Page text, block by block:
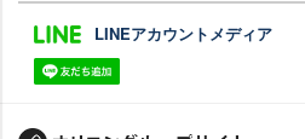
LINEアカウントメディア